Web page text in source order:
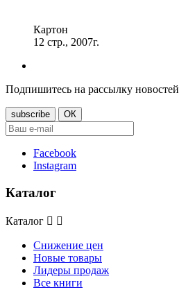
Картон
12 стр., 2007г.
Подпишитесь на рассылку новостей
Facebook
Instagram
Каталог
Каталог  
Снижение цен
Новые товары
Лидеры продаж
Все книги